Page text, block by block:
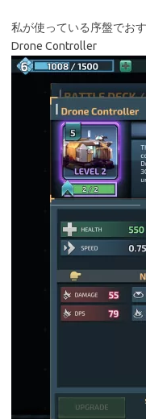
私が使っている序盤でお
Drone Controller